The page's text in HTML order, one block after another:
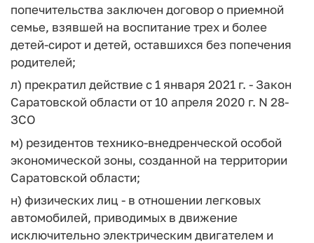
попечительства заключен договор о приемной
семье, взявшей на воспитание трех и более
детей-сирот и детей, оставшихся без попечения
родителей;
л) прекратил действие с 1 января 2021 г. - Закон
Саратовской области от 10 апреля 2020 г. N 28-
ЗСО
м) резидентов технико-внедренческой особой
экономической зоны, созданной на территории
Саратовской области;
н) физических лиц - в отношении легковых
автомобилей, приводимых в движение
исключительно электрическим двигателем и